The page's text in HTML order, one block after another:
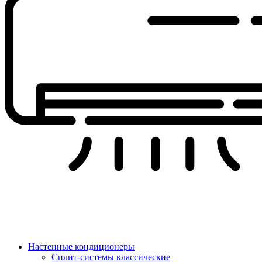
Настенные кондиционеры
Сплит-системы классические